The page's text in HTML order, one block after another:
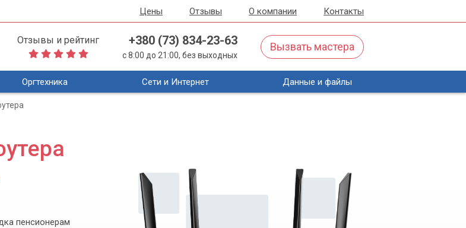
Цены Отзывы О компании Контакты
Отзывы и рейтинг +380 (73) 834-23-63
с 8:00 до 21:00, без выходных
Вызвать мастера
Оргтехника Сети и Интернет Данные и файлы
пенсионерам